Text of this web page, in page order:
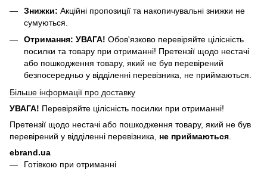
Знижки: Акційні пропозиції та накопичувальні знижки не
сумуються.
Отримання: УВАГА! Обов'язково перевіряйте цілісність
посилки та товару при отриманні! Претензії щодо нестачі
або пошкодження товару, який не був перевірений
безпосередньо у відділенні перевізника, не приймаються.
Більше інформації про доставку
УВАГА! Перевіряйте цілісність посилки при отриманні!
Претензії щодо нестачі або пошкодження товару, який не був
перевірений у відділенні перевізника, не приймаються
ebrand.ua
Готівкою при отриманні